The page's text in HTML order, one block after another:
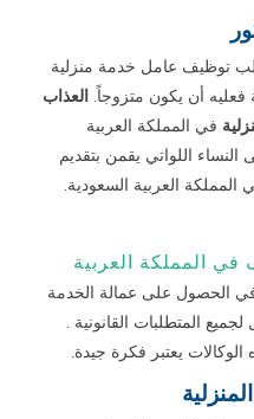
توظيف عامل خدمة منزلية
فعليه أن يكون متزوجاً. العذاب
في المملكة العربية
النساء اللواتي يقمن بتقديم
العربية السعودية.
في المملكة العربية
الحصول على عمالة الخدمة
المتطلبات القانونية .
يعتبر فكرة جيدة.